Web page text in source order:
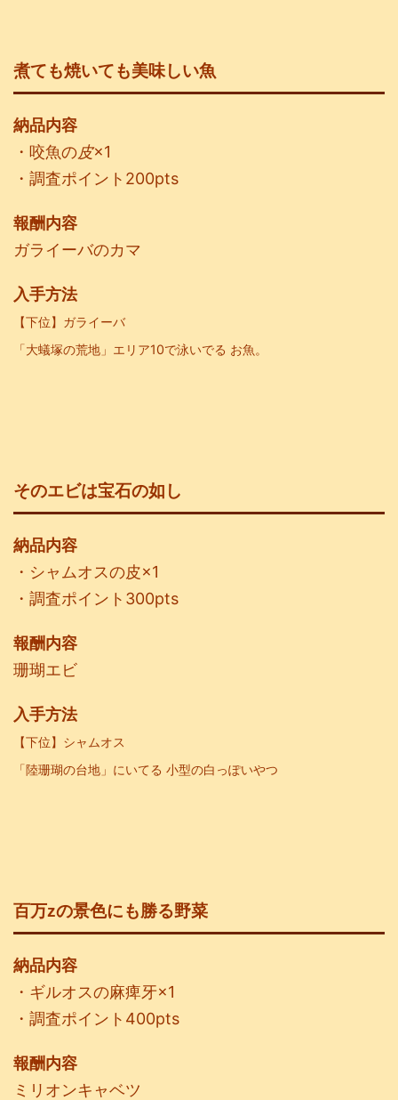
煮ても焼いても美味しい魚
納品内容
・咬魚の皮×1
・調査ポイント200pts
報酬内容
ガライーバのカマ
入手方法
【下位】ガライーバ
「大蟻塚の荒地」エリア10で泳いでる お魚。
そのエビは宝石の如し
納品内容
・シャムオスの皮×1
・調査ポイント300pts
報酬内容
珊瑚エビ
入手方法
【下位】シャムオス
「陸珊瑚の台地」にいてる 小型の白っぽいやつ
百万zの景色にも勝る野菜
納品内容
・ギルオスの麻痺牙×1
・調査ポイント400pts
報酬内容
ミリオンキャベツ